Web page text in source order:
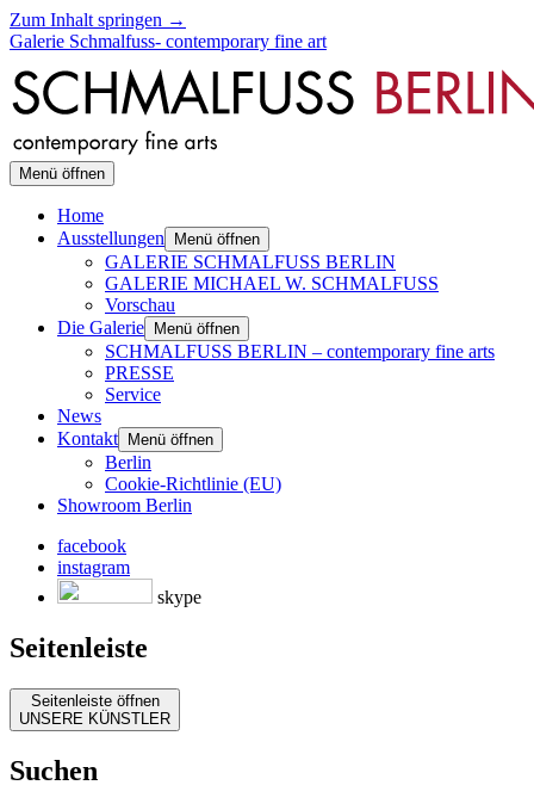
Zum Inhalt springen →
Galerie Schmalfuss- contemporary fine art
Menü öffnen
Home
Ausstellungen
Menü öffnen
GALERIE SCHMALFUSS BERLIN
GALERIE MICHAEL W. SCHMALFUSS
Vorschau
Die Galerie
Menü öffnen
SCHMALFUSS BERLIN – contemporary fine arts
PRESSE
Service
News
Kontakt
Menü öffnen
Berlin
Cookie-Richtlinie (EU)
Showroom Berlin
facebook
instagram
skype
Seitenleiste
Seitenleiste öffnen
UNSERE KÜNSTLER
Suchen